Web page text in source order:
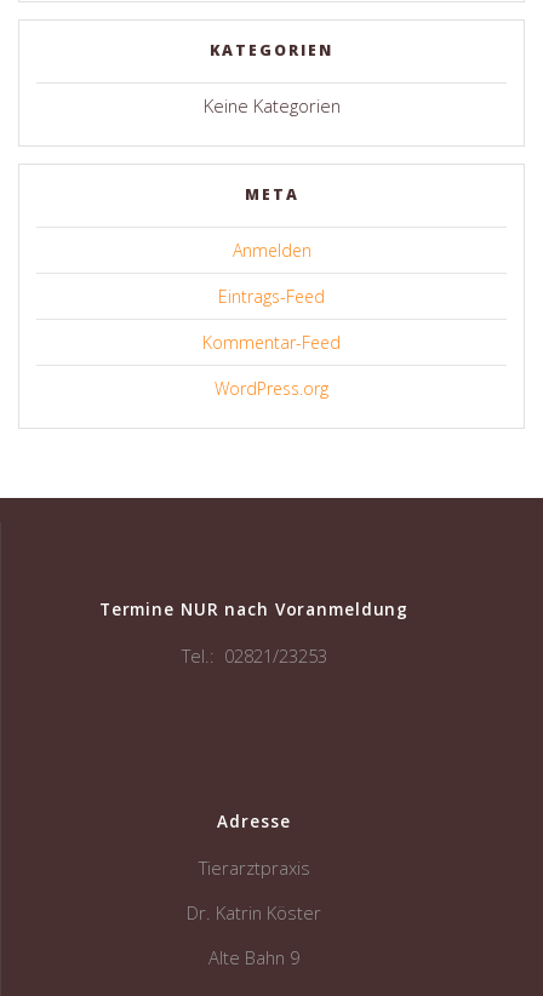
KATEGORIEN
Keine Kategorien
META
Anmelden
Eintrags-Feed
Kommentar-Feed
WordPress.org
Termine NUR nach Voranmeldung
Tel.: 02821/23253
Adresse
Tierarztpraxis
Dr. Katrin Köster
Alte Bahn 9